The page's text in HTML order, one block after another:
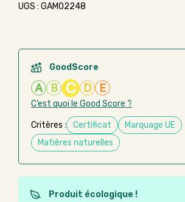
UGS : GAMO2248
GoodScore
A B C D E
C’est quoi le Good Score ?
Critères : Certificat
Marquage UE
Matières naturelles
Produit écologique !